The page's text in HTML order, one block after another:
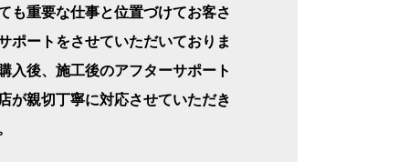
も重要な仕事と位置づけてお客さ
ポートをさせていただいておりま
入後、施工後のアフターサポート
が親切丁寧に対応させていただき